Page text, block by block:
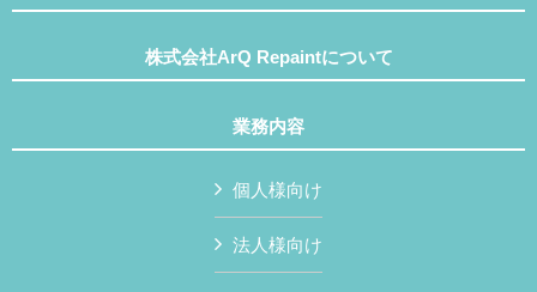
株式会社ArQ Repaintについて
業務内容
個人様向け
法人様向け